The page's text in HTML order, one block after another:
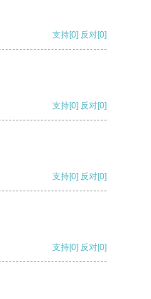
支持[0] 反对[0]
支持[0] 反对[0]
支持[0] 反对[0]
支持[0] 反对[0]